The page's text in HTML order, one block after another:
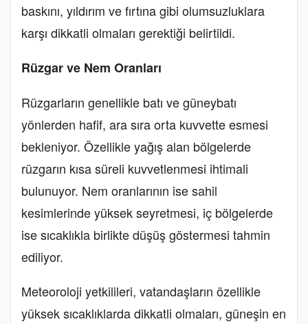
baskını, yıldırım ve fırtına gibi olumsuzluklara
karşı dikkatli olmaları gerektiği belirtildi.
Rüzgar ve Nem Oranları
Rüzgarların genellikle batı ve güneybatı
yönlerden hafif, ara sıra orta kuvvette esmesi
bekleniyor. Özellikle yağış alan bölgelerde
rüzgarın kısa süreli kuvvetlenmesi ihtimali
bulunuyor. Nem oranlarının ise sahil
kesimlerinde yüksek seyretmesi, iç bölgelerde
ise sıcaklıkla birlikte düşüş göstermesi tahmin
ediliyor.
Meteoroloji yetkilileri, vatandaşların özellikle
yüksek sıcaklıklarda dikkatli olmaları, güneşin en